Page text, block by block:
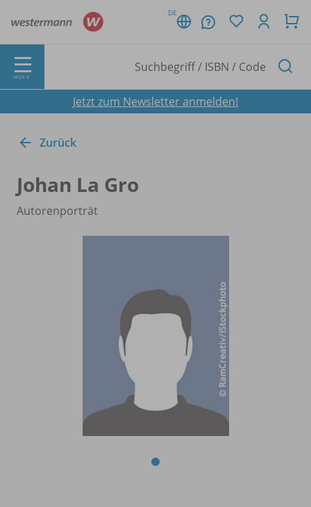
DE
MENÜ
Jetzt zum Newsletter anmelden!
Zurück
Johan La Gro
Autorenporträt